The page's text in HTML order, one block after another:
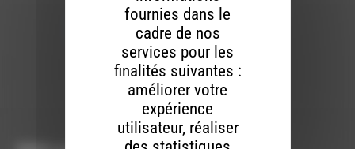
marketing. En soumettant ce formulaire, vous
vous avez fournies soient transférées à
Brevo pour être traitées conformément
politique de confidentialité de Brevo.
S'INSCRIRE
fournies dans le
cadre de nos
services pour les
finalités suivantes :
améliorer votre
expérience
utilisateur, réaliser